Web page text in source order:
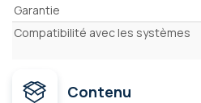
Garantie
Compatibilité avec les systèmes
Contenu